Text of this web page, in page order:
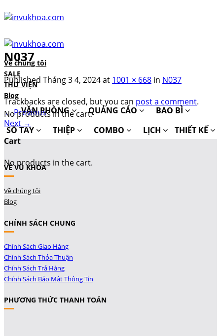
to
Về chúng tôi
SALE
THƯ VIỆN
Blog
No products in the cart.
VĂN PHÒNG QUẢNG CÁO
BAO BÌ
SỔ TAY
THIỆP COMBO LỊCH
THIẾT KẾ
Cart
No products in the cart.
N037
Published Tháng 3 4, 2024at 1001 × 668 in N037
Trackbacks are closed, but you can post a comment.
←Previous
Next →
VỀ VŨ KHOA
Về chúng tôi
Blog
CHÍNH SÁCH CHUNG
Chính Sách Giao Hàng
Chính Sách Thỏa Thuận
Chính Sách Trả Hàng
Chính Sách Bảo Mật Thông Tin
PHƯƠNG THỨC THANH TOÁN